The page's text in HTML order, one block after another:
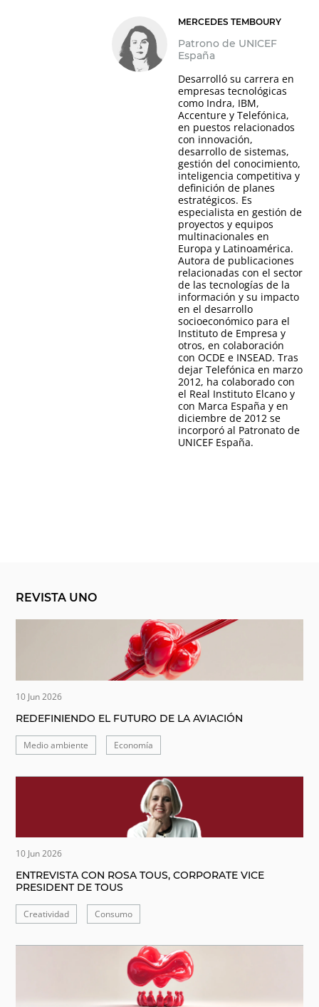
MERCEDES TEMBOURY
Patrono de UNICEF
España
Desarrolló su carrera en
empresas tecnológicas
como Indra, IBM,
Accenture y Telefónica,
en puestos relacionados
con innovación,
desarrollo de sistemas,
gestión del conocimiento,
inteligencia competitiva y
definición de planes
estratégicos. Es
especialista en gestión de
proyectos y equipos
multinacionales en
Europa y Latinoamérica.
Autora de publicaciones
relacionadas con el sector
de las tecnologías de la
información y su impacto
en el desarrollo
socioeconómico para el
Instituto de Empresa y
otros, en colaboración
con OCDE e INSEAD. Tras
dejar Telefónica en marzo
2012, ha colaborado con
el Real Instituto Elcano y
con Marca España y en
diciembre de 2012 se
incorporó al Patronato de
UNICEF España.
REVISTA UNO
10 Jun 2026
REDEFINIENDO EL FUTURO DE LA AVIACIÓN
Medio ambiente Economía
10 Jun 2026
ENTREVISTA CON ROSA TOUS, CORPORATE VICE
PRESIDENT DE TOUS
Creatividad Consumo